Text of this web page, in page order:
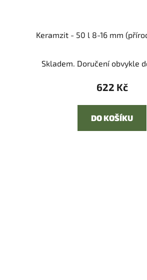
Keramzit - 50 l 8-16 mm
Skladem. Doručení obvykle
622 Kč
DO KOŠÍKU